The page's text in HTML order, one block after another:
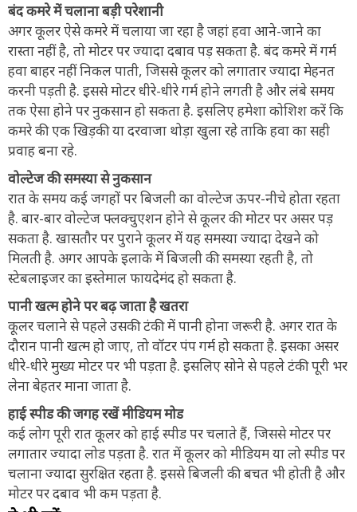
बंद कमरे में चलाना बड़ी परेशानी
अगर कूलर ऐसे कमरे में चलाया जा रहा है जहां हवा आने-जाने का
रास्ता नहीं है, तो मोटर पर ज्यादा दबाव पड़ सकता है. बंद कमरे में गर्म
हवा बाहर नहीं निकल पाती, जिससे कूलर को लगातार ज्यादा मेहनत
करनी पड़ती है. इससे मोटर धीरे-धीरे गर्म होने लगती है और लंबे समय
तक ऐसा होने पर नुकसान हो सकता है. इसलिए हमेशा कोशिश करें कि
कमरे की एक खिड़की या दरवाजा थोड़ा खुला रहे ताकि हवा का सही
प्रवाह बना रहे.
वोल्टेज की समस्या से नुकसान
रात के समय कई जगहों पर बिजली का वोल्टेज ऊपर-नीचे होता रहता
है. बार-बार वोल्टेज फ्लक्चुएशन होने से कूलर की मोटर पर असर पड़
सकता है. खासतौर पर पुराने कूलर में यह समस्या ज्यादा देखने को
मिलती है. अगर आपके इलाके में बिजली की समस्या रहती है, तो
स्टेबलाइजर का इस्तेमाल फायदेमंद हो सकता है.
पानी खत्म होने पर बढ़ जाता है खतरा
कूलर चलाने से पहले उसकी टंकी में पानी होना जरूरी है. अगर रात के
दौरान पानी खत्म हो जाए, तो वॉटर पंप गर्म हो सकता है. इसका असर
धीरे-धीरे मुख्य मोटर पर भी पड़ता है. इसलिए सोने से पहले टंकी पूरी भर
लेना बेहतर माना जाता है.
हाई स्पीड की जगह रखें मीडियम मोड
कई लोग पूरी रात कूलर को हाई स्पीड पर चलाते हैं, जिससे मोटर पर
लगातार ज्यादा लोड पड़ता है. रात में कूलर को मीडियम या लो स्पीड पर
चलाना ज्यादा सुरक्षित रहता है. इससे बिजली की बचत भी होती है और
मोटर पर दबाव भी कम पड़ता है.